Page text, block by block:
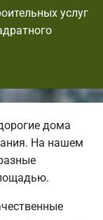
услуг
дома
На нашем